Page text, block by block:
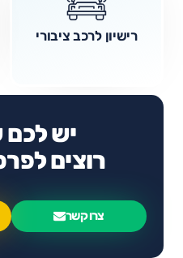
רישיון לרכב ציבורי
יש
רוצים
צרו קשר